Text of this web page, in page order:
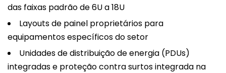
das faixas padrão de 6U a 18U
Layouts de painel proprietários para
equipamentos específicos do setor
Unidades de distribuição de energia (PDUs)
integradas e proteção contra surtos integrada na